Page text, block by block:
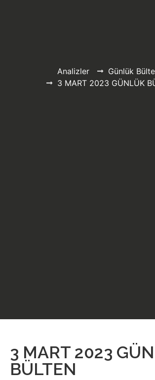
Analizler
Günlük
3 MART 2023 GÜNLÜK
3 MART 2023
BÜLTEN